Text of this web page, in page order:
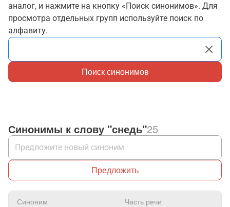
аналог, и нажмите на кнопку «Поиск синонимов». Для
просмотра отдельных групп используйте поиск по
алфавиту.
Поиск синонимов
Синонимы к слову "снедь"25
Предложить
Синоним Часть речи